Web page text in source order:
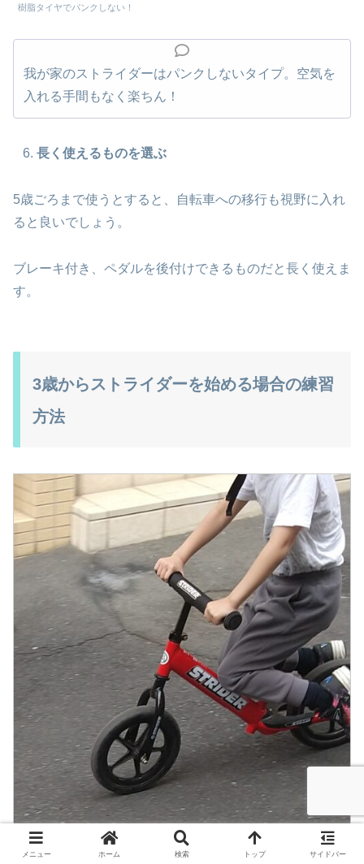
樹脂タイヤでパンクしない！
我が家のストライダーはパンクしないタイプ。空気を
入れる手間もなく楽ちん！
長く使えるものを選ぶ
5歳ごろまで使うとすると、自転車への移行も視野に入れ
ると良いでしょう。
ブレーキ付き、ペダルを後付けできるものだと長く使えま
す。
3歳からストライダーを始める場合の練習
方法
メニュー ホーム 検索 トップ サイドバー